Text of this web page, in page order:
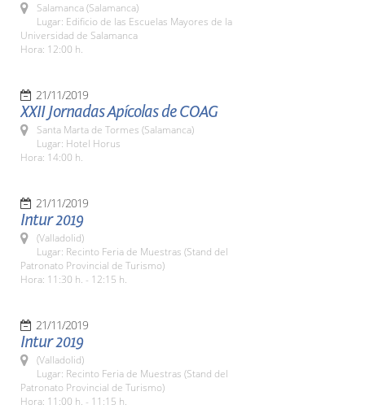
Salamanca (Salamanca)
Lugar: Edificio de las Escuelas Mayores de la
Universidad de Salamanca
Hora: 12:00 h.
21/11/2019
XXII Jornadas Apícolas de COAG
Santa Marta de Tormes (Salamanca)
Lugar: Hotel Horus
Hora: 14:00 h.
21/11/2019
Intur 2019
(Valladolid)
Lugar: Recinto Feria de Muestras (Stand del
Patronato Provincial de Turismo)
Hora: 11:30 h. - 12:15 h.
21/11/2019
Intur 2019
(Valladolid)
Lugar: Recinto Feria de Muestras (Stand del
Patronato Provincial de Turismo)
Hora: 11:00 h. - 11:15 h.